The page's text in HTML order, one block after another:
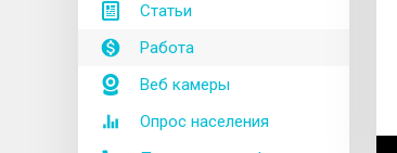
Статьи
Работа
Веб камеры
Опрос населения